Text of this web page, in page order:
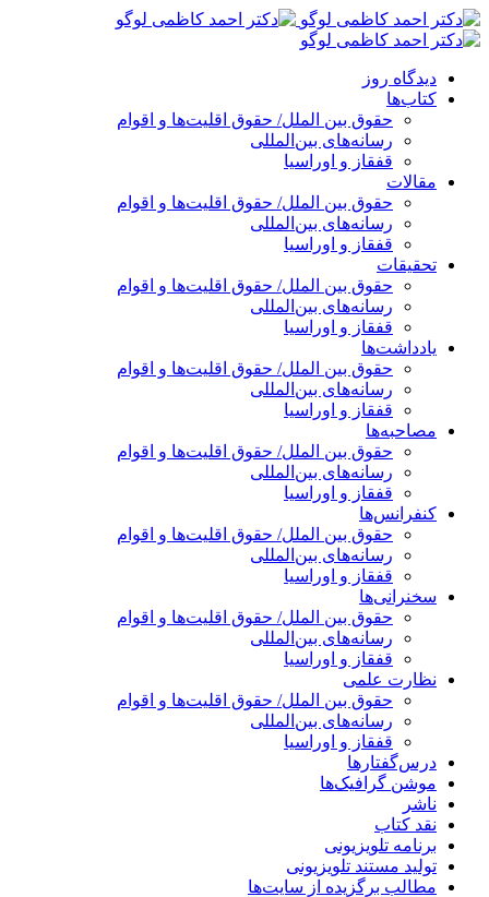
پرش
به
دیدگاه روز
کتاب‌ها
حقوق بین الملل/ حقوق اقلیت‌ها و اقوام
رسانه‌های بین‌المللی
قفقاز و اوراسیا
مقالات
حقوق بین الملل/ حقوق اقلیت‌ها و اقوام
رسانه‌های بین‌المللی
قفقاز و اوراسیا
تحقیقات
حقوق بین الملل/ حقوق اقلیت‌ها و اقوام
رسانه‌های بین‌المللی
قفقاز و اوراسیا
یادداشت‌ها
حقوق بین الملل/ حقوق اقلیت‌ها و اقوام
رسانه‌های بین‌المللی
قفقاز و اوراسیا
مصاحبه‌ها
حقوق بین الملل/ حقوق اقلیت‌ها و اقوام
رسانه‌های بین‌المللی
قفقاز و اوراسیا
کنفرانس‌ها
حقوق بین الملل/ حقوق اقلیت‌ها و اقوام
رسانه‌های بین‌المللی
قفقاز و اوراسیا
سخنرانی‌ها
حقوق بین الملل/ حقوق اقلیت‌ها و اقوام
رسانه‌های بین‌المللی
قفقاز و اوراسیا
نظارت علمی
حقوق بین الملل/ حقوق اقلیت‌ها و اقوام
رسانه‌های بین‌المللی
قفقاز و اوراسیا
درس‌گفتارها
موشن گرافیک‌ها
ناشر
نقد کتاب
برنامه‌ تلویزیونی
تولید مستند تلویزیونی
مطالب برگزیده از سایت‌ها